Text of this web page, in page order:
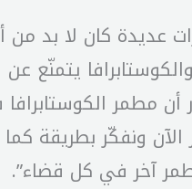
عديدة كان لا
أن مطمر
الآن ونفكّر بطريقة
آخر في كل قضاء”.